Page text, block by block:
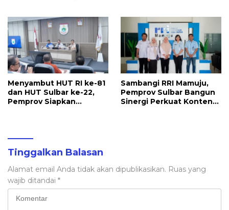
Perlindungannya
Menyambut HUT RI ke-81
dan HUT Sulbar ke-22,
Pemprov Siapkan
Sambangi RRI Mamuju,
Pemprov Sulbar Bangun
Sinergi Perkuat Konten
Tinggalkan Balasan
Alamat email Anda tidak akan dipublikasikan. Ruas yang
wajib ditandai *